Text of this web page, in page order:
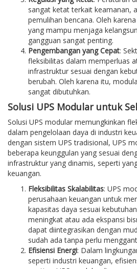
sangat ketat terkait keamanan,
pemulihan bencana. Oleh
yang mampu menjaga
gangguan sangat penting.
Pengembangan yang Cepat:
fleksibilitas dalam memperluas
infrastruktur sesuai dengan
berubah. Oleh karena itu,
sangat dibutuhkan.
Solusi UPS Modular untuk
Solusi UPS modular memungkinkan
dalam pengelolaan daya di industri
dengan sistem UPS tradisional, UPS
beberapa keunggulan yang sesuai
infrastruktur yang dinamis, seperti
keuangan.
Fleksibilitas Skalabilitas: UPS
perusahaan keuangan untuk
kapasitas daya sesuai
meningkat atau ada ekspansi
dapat diintegrasikan dengan
sudah ada tanpa perlu
Efisiensi Energi: Dalam
seperti industri keuangan,